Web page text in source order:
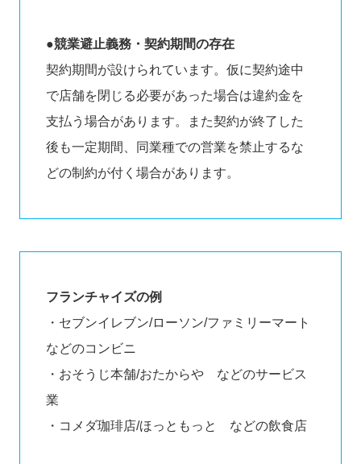
●競業避止義務・契約期間の存在
契約期間が設けられています。仮に契約途中
で店舗を閉じる必要があった場合は違約金を
支払う場合があります。また契約が終了した
後も一定期間、同業種での営業を禁止するな
どの制約が付く場合があります。
フランチャイズの例
・セブンイレブン/ローソン/ファミリーマート
などのコンビニ
・おそうじ本舗/おたからや などのサービス
業
・コメダ珈琲店/ほっともっと などの飲食店